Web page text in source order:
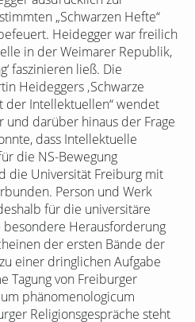
„Schwarzen Hefte“
Heidegger war freilich
in der Weimarer Republik,
faszinieren ließ. Die
Heideggers ‚Schwarze
der Intellektuellen“ wendet
und darüber hinaus der Frage
dass Intellektuelle
die NS-Bewegung
die Universität Freiburg mit
Person und Werk
für die universitäre
besondere Herausforderung
der ersten Bände der
einer dringlichen Aufgabe
Tagung von Freiburger
phänomenologicum
Religionsgespräche steht